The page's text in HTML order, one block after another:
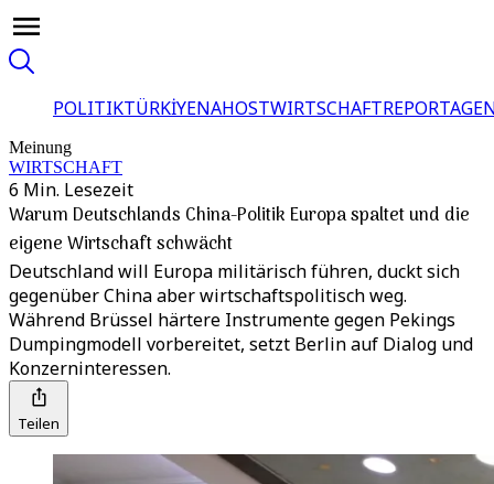
POLITIKTÜRKİYENAHOSTWIRTSCHAFT
Meinung
WIRTSCHAFT
6 Min. Lesezeit
Warum Deutschlands China-Politik Europa spaltet und die
eigene Wirtschaft schwächt
Deutschland will Europa militärisch führen, duckt sich
gegenüber China aber wirtschaftspolitisch weg.
Während Brüssel härtere Instrumente gegen Pekings
Dumpingmodell vorbereitet, setzt Berlin auf Dialog und
Konzerninteressen.
Teilen